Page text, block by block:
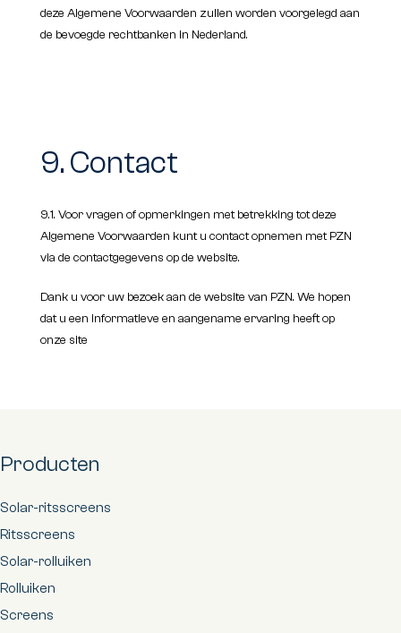
deze Algemene Voorwaarden zullen worden voorgelegd aan
de bevoegde rechtbanken in Nederland.
9. Contact
9.1. Voor vragen of opmerkingen met betrekking tot deze
Algemene Voorwaarden kunt u contact opnemen met PZN
via de contactgegevens op de website.
Dank u voor uw bezoek aan de website van PZN. We hopen
dat u een informatieve en aangename ervaring heeft op
onze site
Producten
Solar-ritsscreens
Ritsscreens
Solar-rolluiken
Rolluiken
Screens